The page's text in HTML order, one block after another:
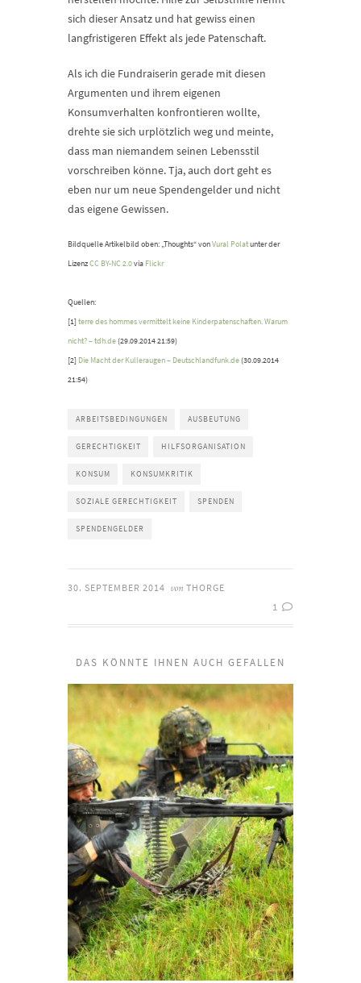
sich dieser Ansatz und hat gewiss einen
langfristigeren Effekt als jede Patenschaft.
Als ich die Fundraiserin gerade mit diesen
Argumenten und ihrem eigenen
Konsumverhalten konfrontieren wollte,
drehte sie sich urplötzlich weg und meinte,
dass man niemandem seinen Lebensstil
vorschreiben könne. Tja, auch dort geht es
eben nur um neue Spendengelder und nicht
das eigene Gewissen.
Bildquelle Artikelbild oben: „Thoughts“ vonVural Polatunter der
LizenzCC BY-NC 2.0via Flickr
Quellen:
[1] terre des hommes vermittelt keine Kinderpatenschaften. Warum
nicht? – tdh.de(29.09.2014 21:59)
[2] Die Macht der Kulleraugen – Deutschlandfunk.de(30.09.2014
21:54)
ARBEITSBEDINGUNGEN AUSBEUTUNG
GERECHTIGKEIT HILFSORGANISATION
KONSUM KONSUMKRITIK
SOZIALE GERECHTIGKEIT SPENDEN
SPENDENGELDER
30. SEPTEMBER 2014 von THORGE
1
DAS KÖNNTE IHNEN AUCH GEFALLEN